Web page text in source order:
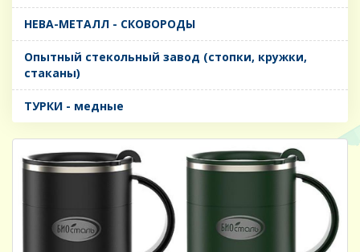
НЕВА-МЕТАЛЛ - СКОВОРОДЫ
Опытный стекольный завод (стопки, кружки,
стаканы)
ТУРКИ - медные